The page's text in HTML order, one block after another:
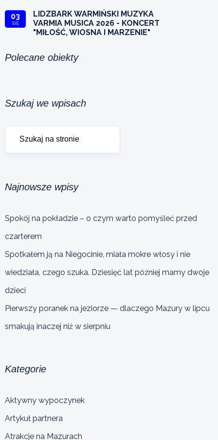
03
SIE
LIDZBARK WARMIŃSKI MUZYKA
VARMIA MUSICA 2026 - KONCERT
"MIŁOŚĆ, WIOSNA I MARZENIE"
Polecane obiekty
Szukaj we wpisach
Najnowsze wpisy
Spokój na pokładzie – o czym warto pomyśleć przed
czarterem
Spotkałem ją na Niegocinie, miała mokre włosy i nie
wiedziała, czego szuka. Dziesięć lat później mamy dwoje
dzieci
Pierwszy poranek na jeziorze — dlaczego Mazury w lipcu
smakują inaczej niż w sierpniu
Kategorie
Aktywny wypoczynek
Artykuł partnera
Atrakcje na Mazurach